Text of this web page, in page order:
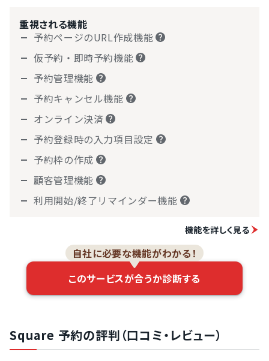
重視される機能
予約ページのURL作成機能
仮予約・即時予約機能
予約管理機能
予約キャンセル機能
オンライン決済
予約登録時の入力項目設定
予約枠の作成
顧客管理機能
利用開始/終了リマインダー機能
機能を詳しく見る
自社に必要な機能がわかる！
このサービスが合うか診断する
Square 予約の評判（口コミ・レビュー）